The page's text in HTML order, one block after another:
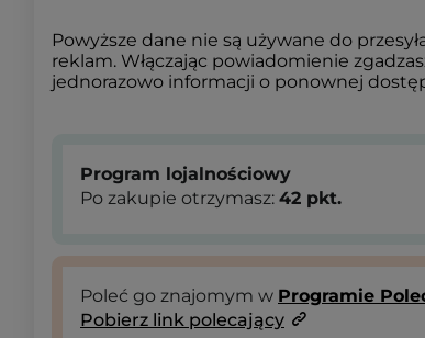
Powyższe dane nie są używane do
reklam. Włączając powiadomienie
jednorazowo informacji o ponownej
Program lojalnościowy
Po zakupie otrzymasz: 42 pkt.
Poleć go znajomym w Programie
Pobierz link polecający